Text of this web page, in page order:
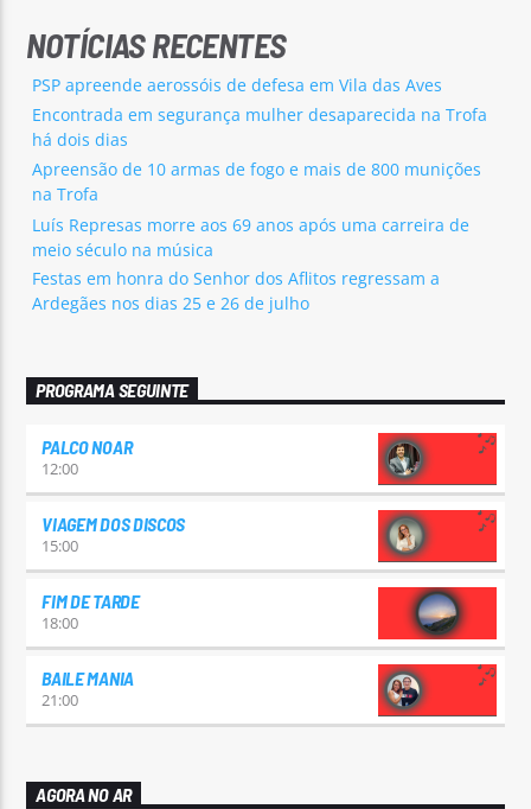
NOTÍCIAS RECENTES
PSP apreende aerossóis de defesa em Vila das Aves
Encontrada em segurança mulher desaparecida na Trofa
há dois dias
Apreensão de 10 armas de fogo e mais de 800 munições
na Trofa
Luís Represas morre aos 69 anos após uma carreira de
meio século na música
Festas em honra do Senhor dos Aflitos regressam a
Ardegães nos dias 25 e 26 de julho
PROGRAMA SEGUINTE
PALCO NOAR
12:00
VIAGEM DOS DISCOS
15:00
FIM DE TARDE
18:00
BAILE MANIA
21:00
AGORA NO AR